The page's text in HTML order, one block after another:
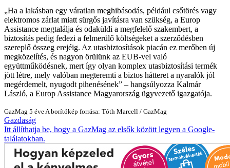
Ha a lakásban egy váratlan meghibásodás, például csőtörés vagy
elektromos zárlat miatt sürgős javításra van szükség, a Europ
Assistance megtalálja és odaküldi a megfelelő szakembert, a
biztosítás pedig fedezi a felmerülő költségeket a szerződésben
szereplő összeg erejéig. Az utasbiztosítások piacán ez merőben új
megközelítés, és nagyon örülünk az EUB-vel való
együttműködésnek, mert így olyan komplex utasbiztosítási termék
jött létre, mely valóban megteremti a biztos hátteret a nyaralók jól
megérdemelt, nyugodt pihenésének
– hangsúlyozza Kalmár
László, a Europ Assistance Magyarország ügyvezető igazgatója.
GazMag 5 éve A borítókép forrása: Tóth Marcell / GazMag
Gazdaság
Itt állíthatja be, hogy a GazMag az elsők között legyen a Google-
találatokban.